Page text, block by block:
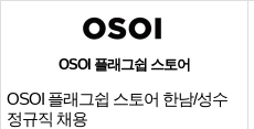
OSOI 플래그쉽 스토어
OSOI 플래그쉽 스토어 한남/성수
정규직 채용